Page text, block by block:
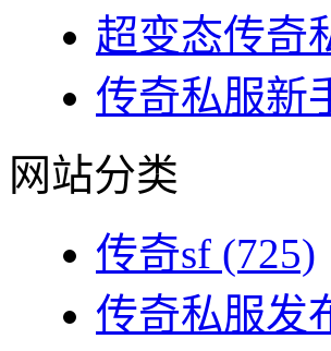
超变态传奇
传奇私服新
网站分类
传奇sf (725)
传奇私服发